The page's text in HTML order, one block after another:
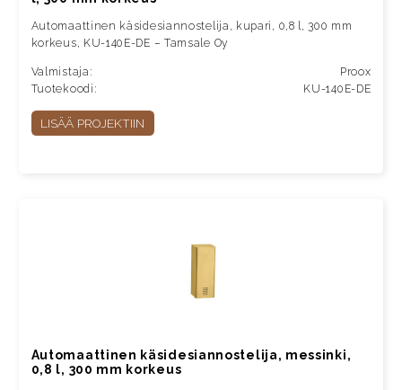
Automaattinen käsidesiannostelija, kupari, 0,8 l, 300 mm
korkeus, KU-140E-DE – Tamsale Oy
Valmistaja:
Proox
Tuotekoodi:
KU-140E-DE
LISÄÄ PROJEKTIIN
Automaattinen käsidesiannostelija, messinki,
0,8 l, 300 mm korkeus